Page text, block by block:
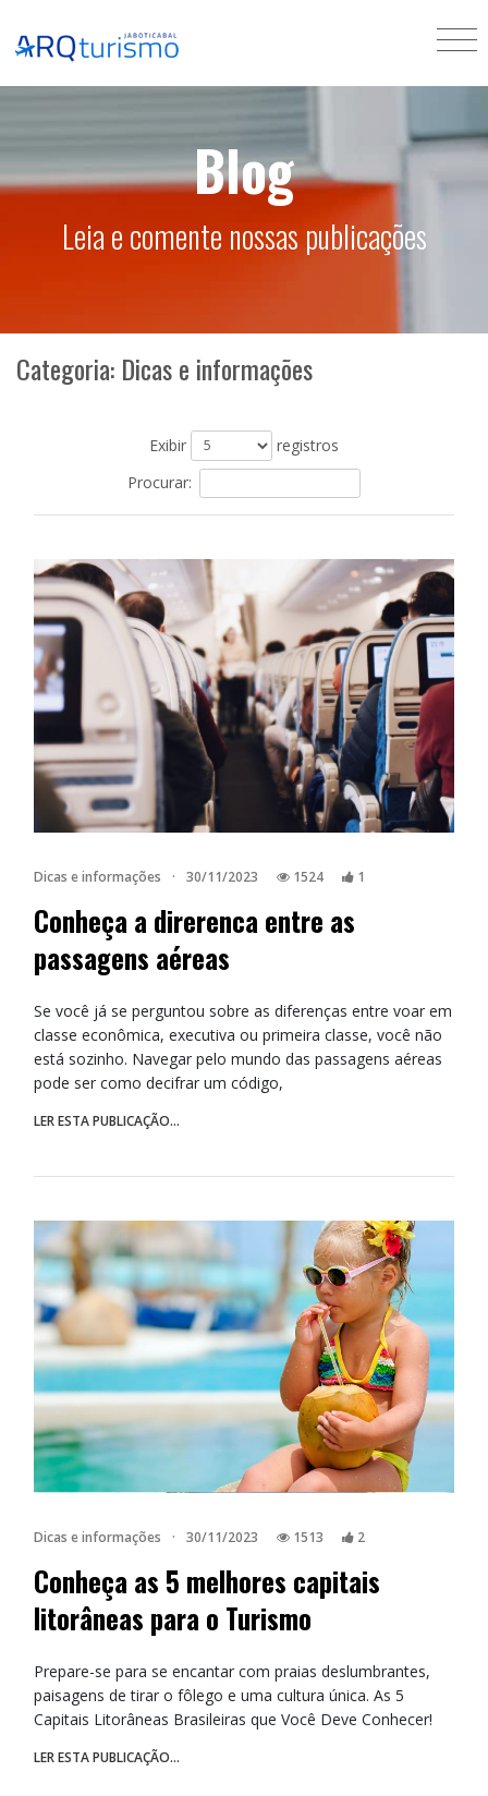
Blog
Leia e comente nossas publicações
Categoria: Dicas e informações
Exibir
registros
Procurar:
Dicas e informações · 30/11/2023 1524 1
Conheça a direrenca entre as
passagens aéreas
Se você já se perguntou sobre as diferenças entre voar em
classe econômica, executiva ou primeira classe, você não
está sozinho. Navegar pelo mundo das passagens aéreas
pode ser como decifrar um código,
LER ESTA PUBLICAÇÃO...
Dicas e informações · 30/11/2023 1513 2
Conheça as 5 melhores capitais
litorâneas para o Turismo
Prepare-se para se encantar com praias deslumbrantes,
paisagens de tirar o fôlego e uma cultura única. As 5
Capitais Litorâneas Brasileiras que Você Deve Conhecer!
LER ESTA PUBLICAÇÃO...